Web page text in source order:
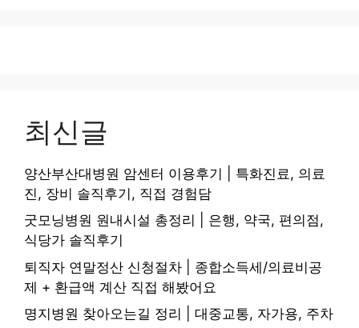
최신글
양산부산대병원 암센터 이용후기 | 특화진료, 의료
진, 장비 솔직후기, 직접 경험담
굿모닝병원 원내시설 총정리 | 은행, 약국, 편의점,
식당가 솔직후기
퇴직자 연말정산 신청절차 | 종합소득세/의료비공
제 + 환급액 계산 직접 해봤어요
명지병원 찾아오는길 정리 | 대중교통, 자가용, 주차